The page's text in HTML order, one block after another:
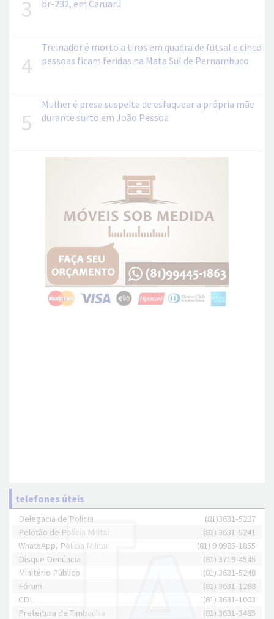
3
br-232, em Caruaru
4
Treinador é morto a tiros em quadra de futsal e cinco
pessoas ficam feridas na Mata Sul de Pernambuco
5
Mulher é presa suspeita de esfaquear a própria mãe
durante surto em João Pessoa
telefones úteis
Delegacia de Polícia
(81)3631-5237
Pelotão de Polícia Militar
(81) 3631-5241
WhatsApp, Polícia Militar
(81) 9 9985-1855
Disque Denúncia
(81) 3719-4545
Minitério Público
(81) 3631-5248
Fórum
(81) 3631-1288
CDL
(81) 3631-1003
Prefeitura de Timbaúba
(81) 3631-3485